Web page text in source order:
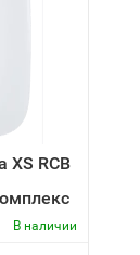
XS RCB
В наличии